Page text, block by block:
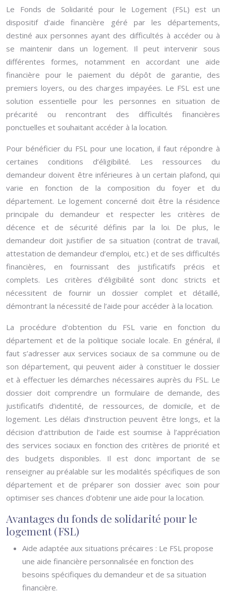
Le Fonds de Solidarité pour le Logement (FSL) est un
dispositif d’aide financière géré par les départements,
destiné aux personnes ayant des difficultés à accéder ou à
se maintenir dans un logement. Il peut intervenir sous
différentes formes, notamment en accordant une aide
financière pour le paiement du dépôt de garantie, des
premiers loyers, ou des charges impayées. Le FSL est une
solution essentielle pour les personnes en situation de
précarité ou rencontrant des difficultés financières
ponctuelles et souhaitant accéder à la location.
Pour bénéficier du FSL pour une location, il faut répondre à
certaines conditions d’éligibilité. Les ressources du
demandeur doivent être inférieures à un certain plafond, qui
varie en fonction de la composition du foyer et du
département. Le logement concerné doit être la résidence
principale du demandeur et respecter les critères de
décence et de sécurité définis par la loi. De plus, le
demandeur doit justifier de sa situation (contrat de travail,
attestation de demandeur d’emploi, etc.) et de ses difficultés
financières, en fournissant des justificatifs précis et
complets. Les critères d’éligibilité sont donc stricts et
nécessitent de fournir un dossier complet et détaillé,
démontrant la nécessité de l’aide pour accéder à la location.
La procédure d’obtention du FSL varie en fonction du
département et de la politique sociale locale. En général, il
faut s’adresser aux services sociaux de sa commune ou de
son département, qui peuvent aider à constituer le dossier
et à effectuer les démarches nécessaires auprès du FSL. Le
dossier doit comprendre un formulaire de demande, des
justificatifs d’identité, de ressources, de domicile, et de
logement. Les délais d’instruction peuvent être longs, et la
décision d’attribution de l’aide est soumise à l’appréciation
des services sociaux en fonction des critères de priorité et
des budgets disponibles. Il est donc important de se
renseigner au préalable sur les modalités spécifiques de son
département et de préparer son dossier avec soin pour
optimiser ses chances d’obtenir une aide pour la location.
Avantages du fonds de solidarité pour le
logement (FSL)
Aide adaptée aux situations précaires : Le FSL propose
une aide financière personnalisée en fonction des
besoins spécifiques du demandeur et de sa situation
financière.